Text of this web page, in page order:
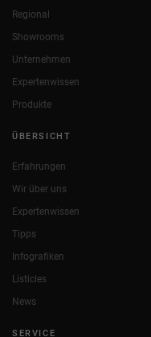
Regional
Showrooms
Unternehmen
Expertenwissen
Produkte
ÜBERSICHT
Erfahrungen
Wir über uns
Expertenwissen
Tipps
Infografiken
Listicles
News
SERVICE